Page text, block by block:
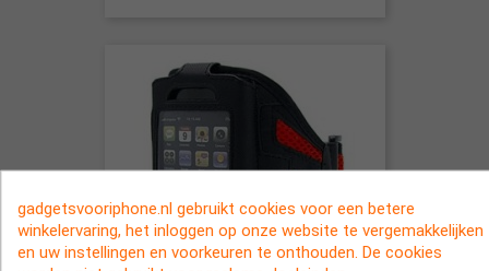
gadgetsvooriphone.nl gebruikt cookies voor een betere
winkelervaring, het inloggen op onze website te vergemakkelijken
en uw instellingen en voorkeuren te onthouden. De cookies